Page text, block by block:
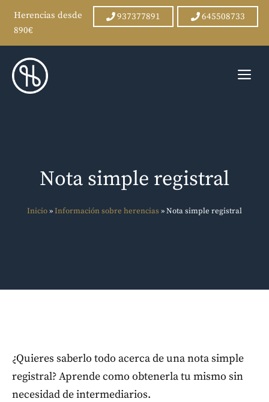
Herencias desde
890€
937377891 645508733
contenido
Nota simple registral
Inicio»Información sobre herencias »Nota simple registral
¿Quieres saberlo todo acerca de una nota simple
registral? Aprende como obtenerla tu mismo sin
necesidad de intermediarios.